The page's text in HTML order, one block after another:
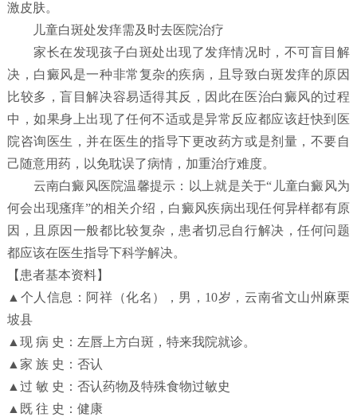
激皮肤。
儿童白斑处发痒需及时去医院治疗
家长在发现孩子白斑处出现了发痒情况时，不可盲目解
决，白癜风是一种非常复杂的疾病，且导致白斑发痒的原因
比较多，盲目解决容易适得其反，因此在医治白癜风的过程
中，如果身上出现了任何不适或是异常反应都应该赶快到医
院咨询医生，并在医生的指导下更改药方或是剂量，不要自
己随意用药，以免耽误了病情，加重治疗难度。
云南白癜风医院温馨提示：以上就是关于“儿童白癜风为
何会出现瘙痒”的相关介绍，白癜风疾病出现任何异样都有原
因，且原因一般都比较复杂，患者切忌自行解决，任何问题
都应该在医生指导下科学解决。
【患者基本资料】
▲个人信息：阿祥（化名），男，10岁，云南省文山州麻栗
坡县
▲现 病 史：左唇上方白斑，特来我院就诊。
▲家 族 史：否认
▲过 敏 史：否认药物及特殊食物过敏史
▲既 往 史：健康